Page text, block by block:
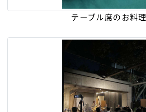
テーブル席のお料理